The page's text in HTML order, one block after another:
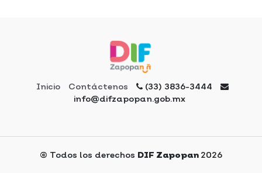
Inicio Contáctenos
(33) 3836-3444
info@difzapopan.gob.mx
© Todos los derechos DIF Zapopan 2026